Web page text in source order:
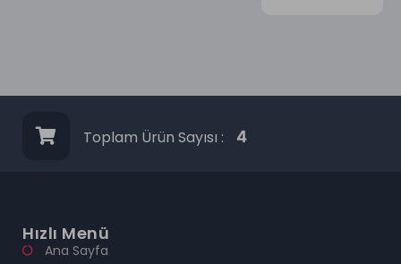
Toplam Ürün Sayısı : 4
Hızlı Menü
Ana Sayfa